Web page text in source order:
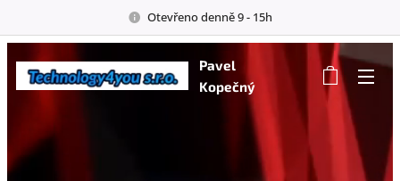
Otevřeno denně 9 - 15h
Pavel
Kopečný